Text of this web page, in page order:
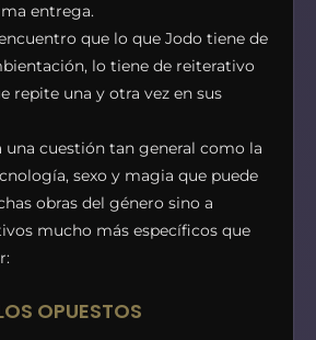
entrega.
que lo que Jodo tiene de
lo tiene de reiterativo
repite una y otra vez en sus
una cuestión tan general como la
sexo y magia que puede
obras del género sino a
mucho más específicos que
OPUESTOS